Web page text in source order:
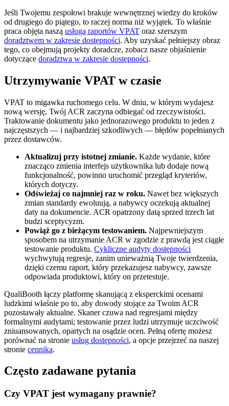
Jeśli Twojemu zespołowi brakuje wewnętrznej wiedzy do kroków
od drugiego do piątego, to raczej norma niż wyjątek. To właśnie
praca objęta naszą usługą raportów VPAT oraz szerszym
doradztwem w zakresie dostępności. Aby uzyskać pełniejszy obraz
tego, co obejmują projekty doradcze, zobacz nasze objaśnienie
dotyczące doradztwa w zakresie dostępności.
Utrzymywanie VPAT w czasie
VPAT to migawka ruchomego celu. W dniu, w którym wydajesz
nową wersję, Twój ACR zaczyna odbiegać od rzeczywistości.
Traktowanie dokumentu jako jednorazowego produktu to jeden z
najczęstszych — i najbardziej szkodliwych — błędów popełnianych
przez dostawców.
Aktualizuj przy istotnej zmianie. Każde wydanie, które
znacząco zmienia interfejs użytkownika lub dodaje nową
funkcjonalność, powinno uruchomić przegląd kryteriów,
których dotyczy.
Odświeżaj co najmniej raz w roku. Nawet bez większych
zmian standardy ewoluują, a nabywcy oczekują aktualnej
daty na dokumencie. ACR opatrzony datą sprzed trzech lat
budzi sceptycyzm.
Powiąż go z bieżącym testowaniem. Najpewniejszym
sposobem na utrzymanie ACR w zgodzie z prawdą jest ciągłe
testowanie produktu. Cykliczne audyty dostępności
wychwytują regresje, zanim unieważnią Twoje twierdzenia,
dzięki czemu raport, który przekazujesz nabywcy, zawsze
odpowiada produktowi, który on przetestuje.
QualiBooth łączy platformę skanującą z eksperckimi ocenami
ludzkimi właśnie po to, aby dowody stojące za Twoim ACR
pozostawały aktualne. Skaner czuwa nad regresjami między
formalnymi audytami; testowanie przez ludzi utrzymuje uczciwość
zniuansowanych, opartych na osądzie ocen. Pełną ofertę możesz
porównać na stronie usług dostępności, a opcje przejrzeć na naszej
stronie cennika.
Często zadawane pytania
Czy VPAT jest wymagany prawnie?